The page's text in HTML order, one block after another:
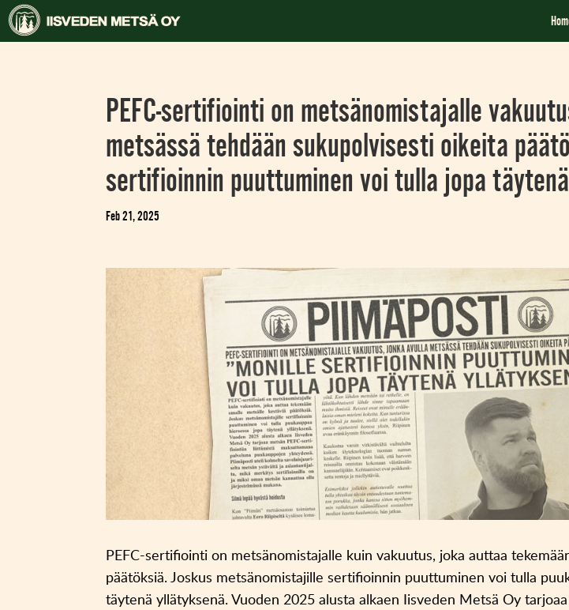
PEFC-sertifiointi on metsänomistajalle
metsässä tehdään sukupolvisesti oikeita
sertifioinnin puuttuminen voi tulla jopa
Feb 21, 2025
PEFC-sertifiointi on metsänomistajalle kuin vakuutus, joka auttaa
päätöksiä. Joskus metsänomistajille sertifioinnin puuttuminen voi tulla
täytenä yllätyksenä. Vuoden 2025 alusta alkaen Iisveden Metsä Oy